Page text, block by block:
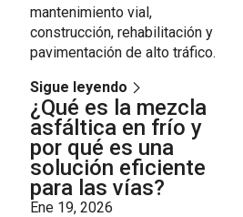
mantenimiento vial,
construcción, rehabilitación y
pavimentación de alto tráfico.
Sigue leyendo
¿Qué es la mezcla
asfáltica en frío y
por qué es una
solución eficiente
para las vías?
Ene 19, 2026